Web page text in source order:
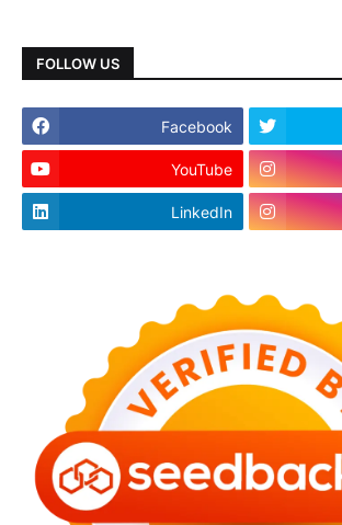
FOLLOW US
Facebook
YouTube
LinkedIn